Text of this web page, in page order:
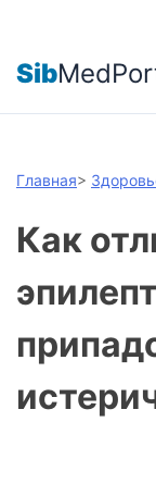
Sib
Главная>
Как